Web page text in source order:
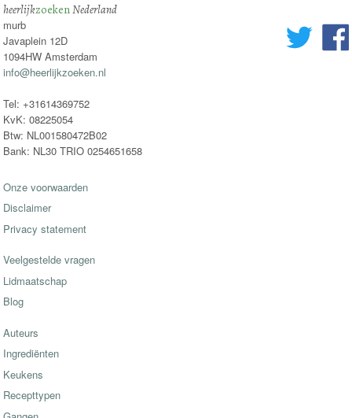
heerlijkzoekenNederland
murb
Javaplein 12D
1094HW Amsterdam
info@heerlijkzoeken.nl
Tel: +31614369752
KvK: 08225054
Btw: NL001580472B02
Bank: NL30 TRIO 0254651658
Onze voorwaarden
Disclaimer
Privacy statement
Veelgestelde vragen
Lidmaatschap
Blog
Auteurs
Ingrediënten
Keukens
Recepttypen